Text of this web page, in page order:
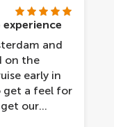
recommend
lovely.
clean. If I
the I
I would
the price
is
and
on the
early in
a feel for
our